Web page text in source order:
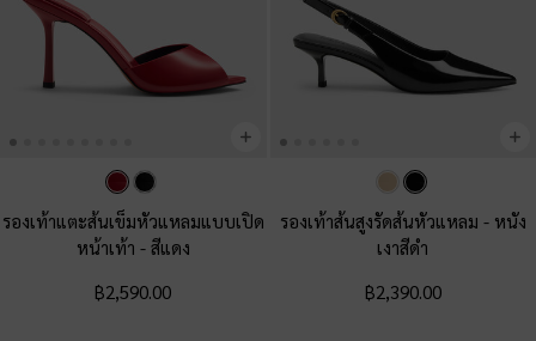
รองเท้าแตะส้นเข็มหัวแหลมแบบเปิด
หน้าเท้า - สีแดง
฿2,590.00
รองเท้าส้นสูงรัดส้นหัวแหลม - หนัง
เงาสีดำ
฿2,390.00